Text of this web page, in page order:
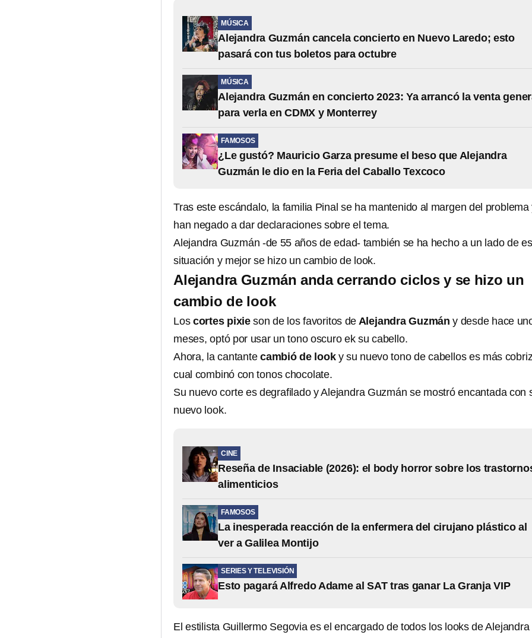
MÚSICA
Alejandra Guzmán cancela concierto en Nuevo Laredo; esto
pasará con tus boletos para octubre
MÚSICA
Alejandra Guzmán en concierto 2023: Ya arrancó la venta
para verla en CDMX y Monterrey
FAMOSOS
¿Le gustó? Mauricio Garza presume el beso que Alejandra
Guzmán le dio en la Feria del Caballo Texcoco
Tras este escándalo, la familia Pinal se ha mantenido al margen del problema
han negado a dar declaraciones sobre el tema.
Alejandra Guzmán -de 55 años de edad- también se ha hecho a un lado de
situación y mejor se hizo un cambio de look.
Alejandra Guzmán anda cerrando ciclos y se hizo un
cambio de look
Los cortes pixieson de los favoritos de Alejandra Guzmány desde hace
meses, optó por usar un tono oscuro ek su cabello.
Ahora, la cantante cambió de looky su nuevo tono de cabellos es más
cual combinó con tonos chocolate.
Su nuevo corte es degrafilado y Alejandra Guzmán se mostró encantada con
nuevo look.
CINE
Reseña de Insaciable (2026): el body horror sobre los
alimenticios
FAMOSOS
La inesperada reacción de la enfermera del cirujano plástico al
ver a Galilea Montijo
SERIES Y TELEVISIÓN
Esto pagará Alfredo Adame al SAT tras ganar La Granja VIP
El estilista Guillermo Segovia es el encargado de todos los looks de Alejandra